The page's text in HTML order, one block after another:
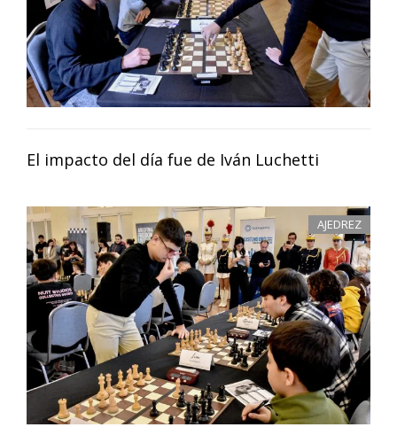
El impacto del día fue de Iván Luchetti
AJEDREZ